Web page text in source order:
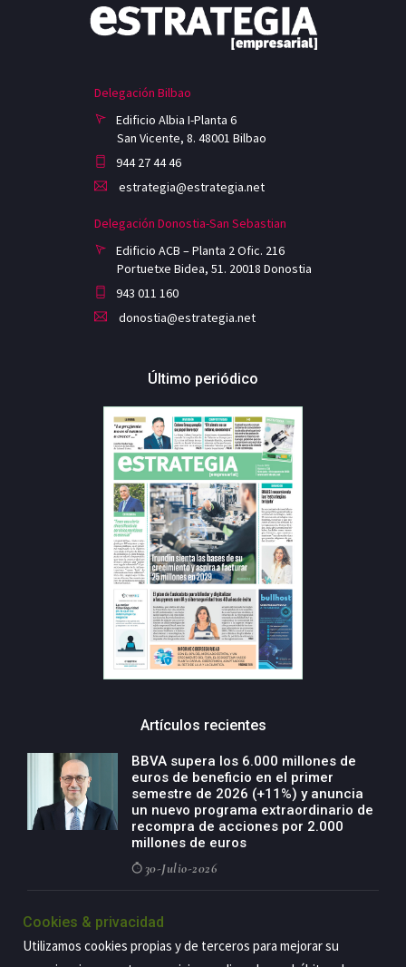
Delegación Bilbao
Edificio Albia I-Planta 6
San Vicente, 8. 48001 Bilbao
944 27 44 46
estrategia@estrategia.net
Delegación Donostia-San Sebastian
Edificio ACB – Planta 2 Ofic. 216
Portuetxe Bidea, 51. 20018 Donostia
943 011 160
donostia@estrategia.net
Último periódico
Artículos recientes
BBVA supera los 6.000 millones de
euros de beneficio en el primer
semestre de 2026 (+11%) y anuncia
un nuevo programa extraordinario de
recompra de acciones por 2.000
millones de euros
30-Julio-2026
BBVA acelera el crecimiento de su
negocio agro con un modelo global
de especialización presente en siete
Cookies & privacidad
Utilizamos cookies propias y de terceros para mejorar su